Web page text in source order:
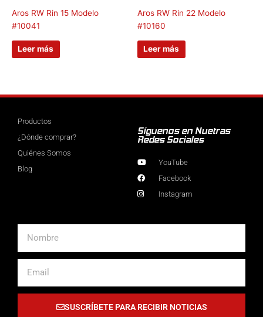
Aros RW Rin 15 Modelo
#10041
Leer más
Aros RW Rin 22 Modelo
#10160
Leer más
Productos
¿Dónde comprar?
Quiénes Somos
Blog
Síguenos en Nuetras
Redes Sociales
YouTube
Facebook
Instagram
SUSCRÍBETE PARA RECIBIR NOTICIAS